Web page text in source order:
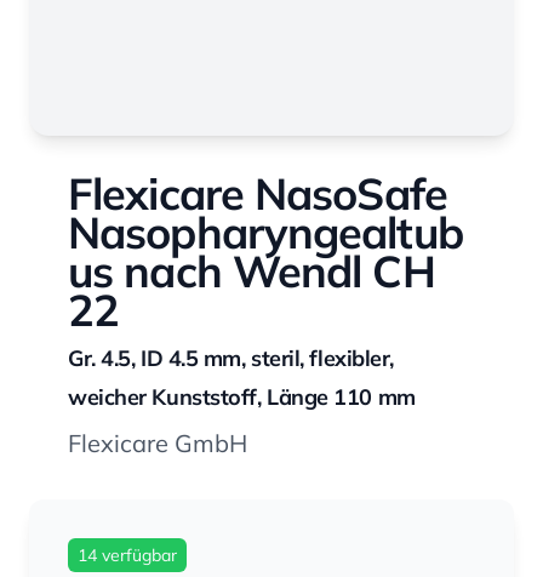
Flexicare NasoSafe
Nasopharyngealtub
us nach Wendl CH
22
Gr. 4.5, ID 4.5 mm, steril, flexibler,
weicher Kunststoff, Länge 110 mm
Flexicare GmbH
14 verfügbar